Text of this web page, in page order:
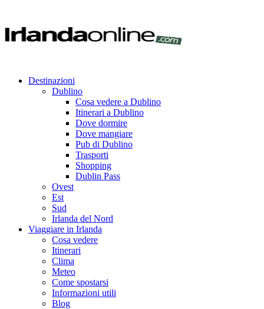
Destinazioni
Dublino
Cosa vedere a Dublino
Itinerari a Dublino
Dove dormire
Dove mangiare
Pub di Dublino
Trasporti
Shopping
Dublin Pass
Ovest
Est
Sud
Irlanda del Nord
Viaggiare in Irlanda
Cosa vedere
Itinerari
Clima
Meteo
Come spostarsi
Informazioni utili
Blog